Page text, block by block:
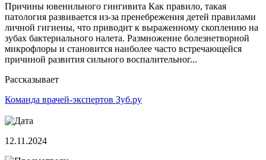
Причины ювенильного гингивита Как правило, такая
патология развивается из-за пренебрежения детей правилами
личной гигиены, что приводит к выраженному скоплению на
зубах бактериального налета. Размножение болезнетворной
микрофлоры и становится наиболее часто встречающейся
причиной развития сильного воспалительног...
Рассказывает
Команда врачей-экспертов Зуб.ру
12.11.2024